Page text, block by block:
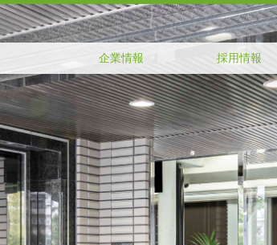
企業情報 採用情報